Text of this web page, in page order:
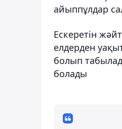
айыппұлдар
Ескеретін
елдерден
болып
болады